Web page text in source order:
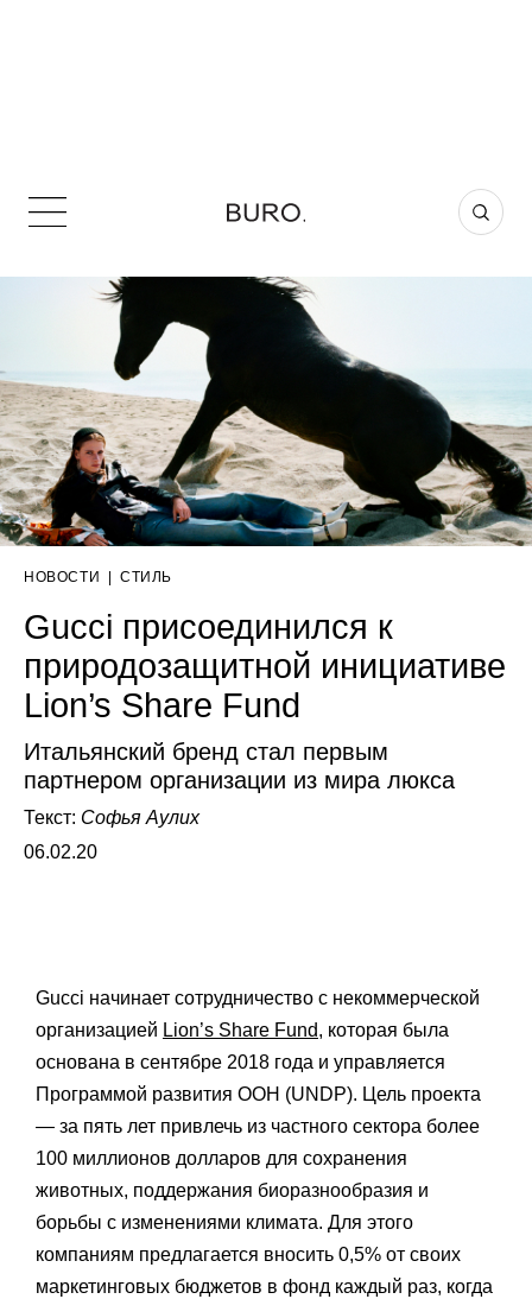
НОВОСТИ СТИЛЬ
Gucci присоединился к
природозащитной инициативе
Lion’s Share Fund
Итальянский бренд стал первым
партнером организации из мира люкса
Текст: Софья Аулих
06.02.20
Gucci начинает сотрудничество с некоммерческой
организацией Lion’s Share Fund, которая была
основана в сентябре 2018 года и управляется
Программой развития ООН (UNDP). Цель проекта
— за пять лет привлечь из частного сектора более
100 миллионов долларов для сохранения
животных, поддержания биоразнообразия и
борьбы с изменениями климата. Для этого
компаниям предлагается вносить 0,5% от своих
маркетинговых бюджетов в фонд каждый раз, когда